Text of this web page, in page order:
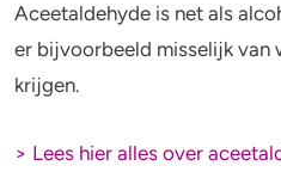
Aceetaldehyde is net als
er bijvoorbeeld misselijk van
krijgen.
> Lees hier alles over